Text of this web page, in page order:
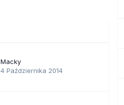
Macky
4 Października 2014